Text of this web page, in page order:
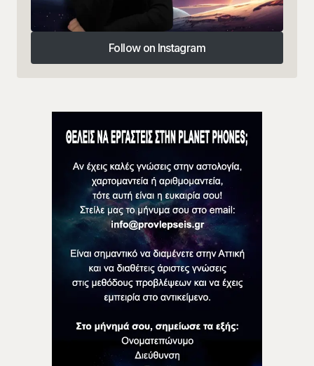
Follow on Instagram
Follow on Instagram